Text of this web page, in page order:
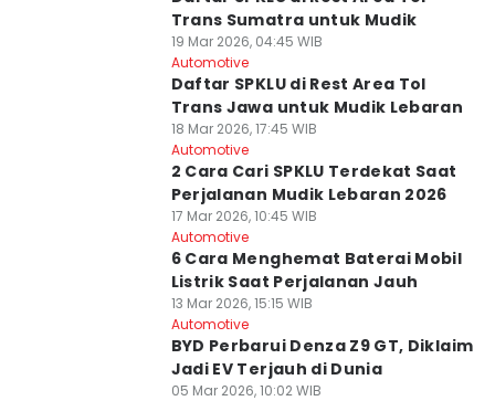
Trans Sumatra untuk Mudik
19 Mar 2026, 04:45 WIB
Automotive
Daftar SPKLU di Rest Area Tol
Trans Jawa untuk Mudik Lebaran
18 Mar 2026, 17:45 WIB
Automotive
2 Cara Cari SPKLU Terdekat Saat
Perjalanan Mudik Lebaran 2026
17 Mar 2026, 10:45 WIB
Automotive
6 Cara Menghemat Baterai Mobil
Listrik Saat Perjalanan Jauh
13 Mar 2026, 15:15 WIB
Automotive
BYD Perbarui Denza Z9 GT, Diklaim
Jadi EV Terjauh di Dunia
05 Mar 2026, 10:02 WIB